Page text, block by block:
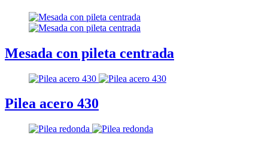
Mesada con pileta centrada
Pilea acero 430